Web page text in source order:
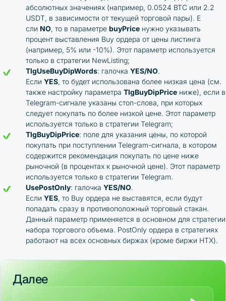
абсолютных значениях (например, 0.0524 ВТС или 2.2
USDT, в зависимости от текущей торговой пары). Е
сли NO, то в параметре buyPrice нужно указывать
процент выставления Buy ордера от цены листинга
(например, 5% или -10%). Этот параметр используется
только в стратегии NewListing;
TlgUseBuyDipWords: галочка YES/NO.
Если YES, то будет использована более низкая цена (см.
также настройку параметра TlgBuyDipPrice ниже), если в
Telegram-сигнале указаны стоп-слова, при которых
следует покупать по более низкой цене. Этот параметр
используется только в стратегии Telegram;
TlgBuyDipPrice: поле для указания цены, по которой
покупать при поступлении Telegram-сигнала, в котором
содержится рекомендация покупать по цене ниже
рыночной (в процентах к рыночной цене). Этот параметр
используется только в стратегии Telegram.
UsePostOnly: галочка YES/NO.
Если YES, то Buy ордера не выставятся, если будут
попадать сразу в противоположный торговый стакан.
Данный параметр применяется в основном для стратегии
набора торгового объема. PostOnly ордера в стратегиях
работают на всех основных биржах (кроме биржи HTX).
Далее